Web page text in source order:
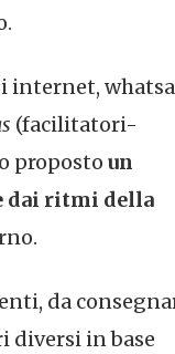
internet,
(facilitatori-
proposto un
dai ritmi della
da
diversi in base